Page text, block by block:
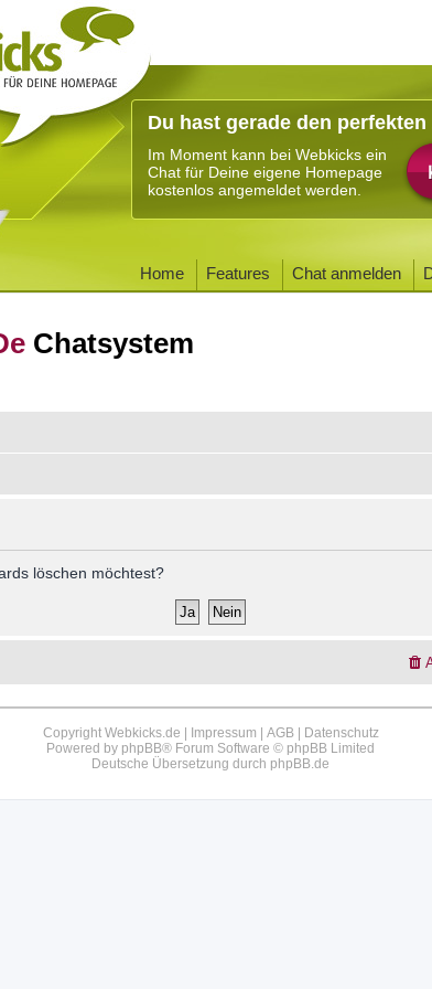
Du hast gerade den
Im Moment kann bei Webkicks ein
Chat für Deine eigene Homepage
kostenlos angemeldet werden.
Home Features Chat anmelden
Chatsystem
löschen möchtest?
Copyright Webkicks.de | Impressum AGB|
Datenschutz
Powered by phpBB® Forum Software © phpBB Limited
Deutsche Übersetzung durch phpBB.de